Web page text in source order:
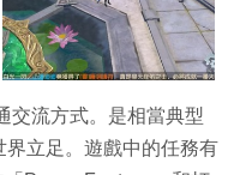
交流方式。是相當典型
立足。遊戲中的任務有